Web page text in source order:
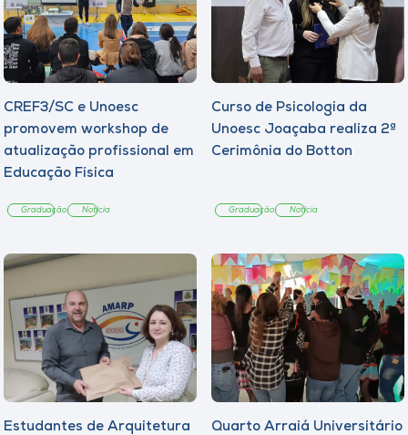
CREF3/SC e Unoesc
promovem workshop de
atualização profissional em
Educação Física
Graduação Notícia
Curso de Psicologia da
Unoesc Joaçaba realiza 2ª
Cerimônia do Botton
Graduação Notícia
Estudantes de Arquitetura
Quarto Arraiá Universitário